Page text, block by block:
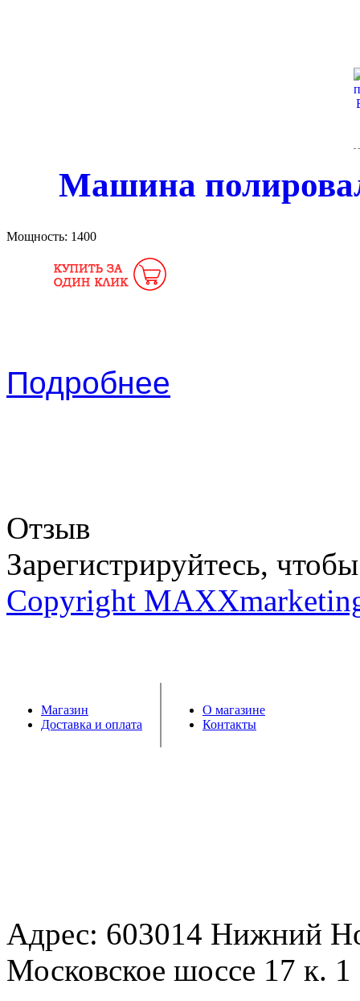
Машина
Мощность: 1400
Подробнее
Отзыв
Зарегистрируйтесь,
Copyright
Магазин
Доставка и оплата
О магазине
Контакты
Адрес: 603014 Нижний
Московское шоссе 17 к.